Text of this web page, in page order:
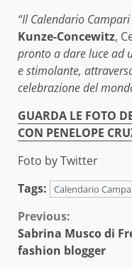
“Il Calendario Campari
Kunze-Concewitz,
pronto a dare luce ad
e stimolante,
celebrazione del
GUARDA LE FOTO
CON PENELOPE
Foto by Twitter
Tags:
Calendario
Continue
Reading
Previous:
Sabrina Musco di
fashion blogger